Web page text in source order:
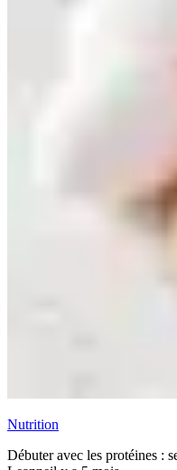
Nutrition
Débuter avec les protéines :